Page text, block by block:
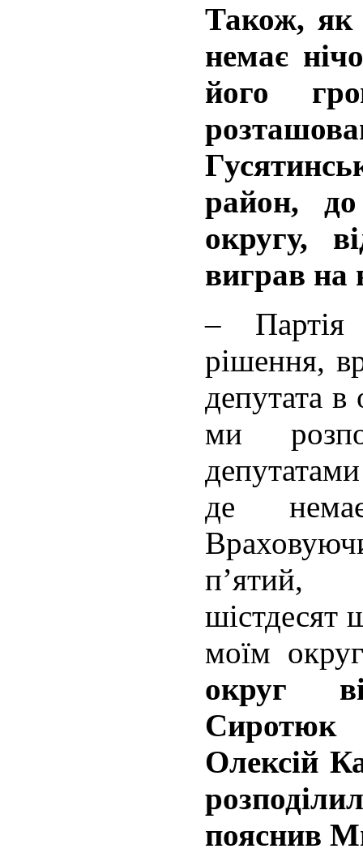
Також, як
немає
його
район,
округу,
виграв на
–
рішення,
депутата в
ми
де
п’ятий,
шістдесят
моїм
округ
Сиротюк
Олексій
пояснив